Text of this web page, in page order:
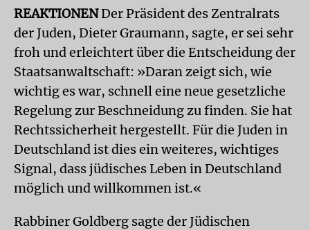
REAKTIONENDer Präsident des Zentralrats
der Juden, Dieter Graumann, sagte, er sei sehr
froh und erleichtert über die Entscheidung der
Staatsanwaltschaft: »Daran zeigt sich, wie
wichtig es war, schnell eine neue gesetzliche
Regelung zur Beschneidung zu finden. Sie hat
Rechtssicherheit hergestellt. Für die Juden in
Deutschland ist dies ein weiteres, wichtiges
Signal, dass jüdisches Leben in Deutschland
möglich und willkommen ist.«
Rabbiner Goldberg sagte der Jüdischen